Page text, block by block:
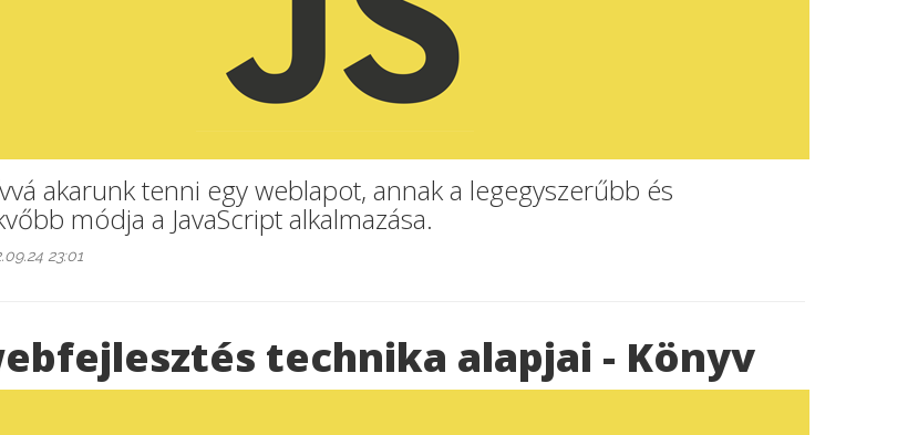
akarunk tenni egy weblapot, annak a legegyszerűbb és
módja a JavaScript alkalmazása.
23:01
technika alapjai - Könyv